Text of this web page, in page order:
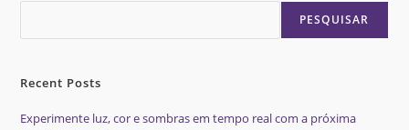
PESQUISAR
Recent Posts
Experimente luz, cor e sombras em tempo real com a próxima